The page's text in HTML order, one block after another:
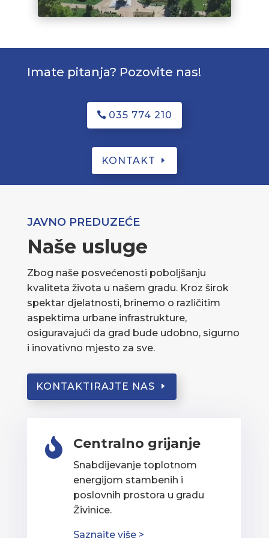
Imate pitanja? Pozovite nas!
035 774 210
KONTAKT
JAVNO PREDUZEĆE
Naše usluge
Zbog naše posvećenosti poboljšanju
kvaliteta života u našem gradu. Kroz širok
spektar djelatnosti, brinemo o različitim
aspektima urbane infrastrukture,
osiguravajući da grad bude udobno, sigurno
i inovativno mjesto za sve.
KONTAKTIRAJTE NAS
 Centralno grijanje
Snabdijevanje toplotnom
energijom stambenih i
poslovnih prostora u gradu
Živinice.
Saznajte više >